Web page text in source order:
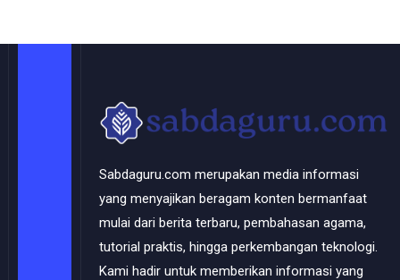
Sabdaguru.com merupakan media informasi
yang menyajikan beragam konten bermanfaat
mulai dari berita terbaru, pembahasan agama,
tutorial praktis, hingga perkembangan teknologi.
Kami hadir untuk memberikan informasi yang